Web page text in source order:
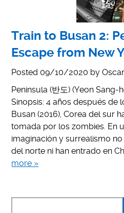
Train to Busan 2:
Escape from New
Posted 09/10/2020 by
Peninsula (반도) (Yeon Sang-
Sinopsis: 4 años después de
Busan (2016), Corea del sur
tomada por los zombies. En
imaginación y surrealismo
del norte ni han entrado en
more »